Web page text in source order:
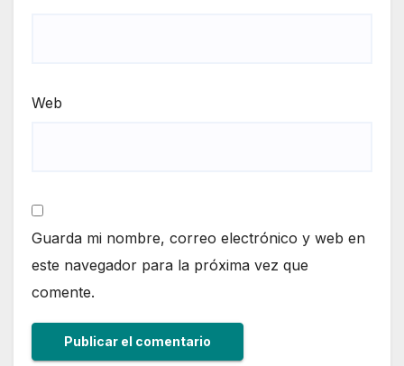
Web
Guarda mi nombre, correo electrónico y web en
este navegador para la próxima vez que
comente.